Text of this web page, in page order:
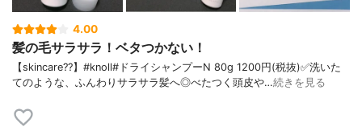
4.00
髪の毛サラサラ！ベタつかない！
【skincare??】 #knoll #ドライシャンプーN 80g 1200円(税抜) ✅洗いた
てのような、ふんわりサラサラ髪へ ◎べたつく頭皮や…続きを見る